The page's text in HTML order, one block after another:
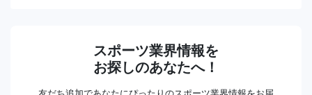
スポーツ業界情報を
お探しのあなたへ！